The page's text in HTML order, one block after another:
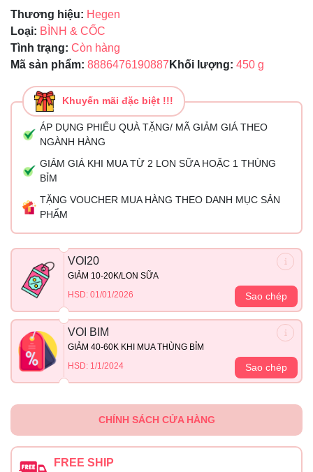
Thương hiệu: Hegen
Loại: BÌNH & CỐC
Tình trạng: Còn hàng
Mã sản phẩm: 8886476190887 Khối lượng: 450 g
Khuyến mãi đặc biệt !!!
ÁP DỤNG PHIẾU QUÀ TẶNG/ MÃ GIẢM GIÁ THEO
NGÀNH HÀNG
GIẢM GIÁ KHI MUA TỪ 2 LON SỮA HOẶC 1 THÙNG
BỈM
TẶNG VOUCHER MUA HÀNG THEO DANH MỤC SẢN
PHẨM
VOI20
GIẢM 10-20K/LON SỮA
HSD: 01/01/2026
Sao chép
VOI BIM
GIẢM 40-60K KHI MUA THÙNG BỈM
HSD: 1/1/2024
Sao chép
CHÍNH SÁCH CỬA HÀNG
FREE SHIP